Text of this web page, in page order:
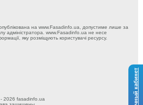
Личный кабинет
на www.Fasadinfo.ua, допустиме лише за
адміністратора. www.Fasadinfo.ua не несе
яку розміщують користувачі ресурсу.
2026 fasadinfo.ua